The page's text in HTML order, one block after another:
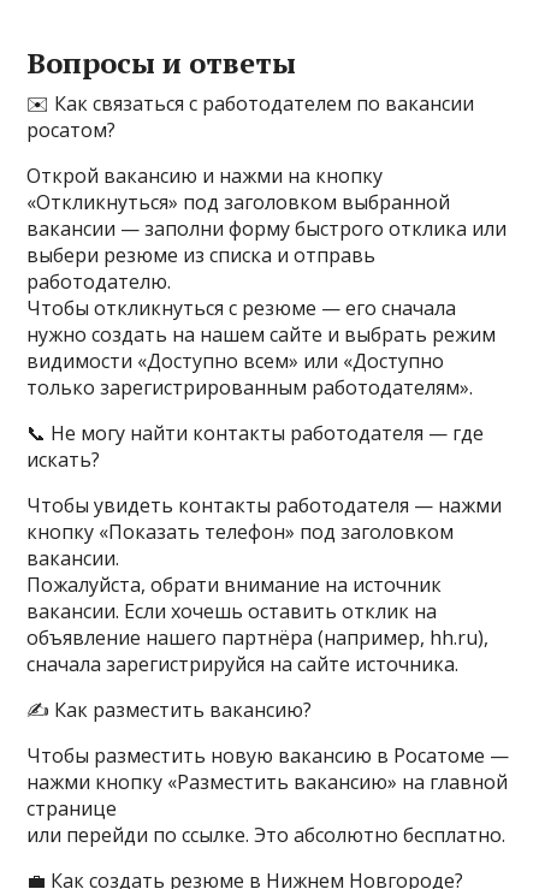
Вопросы и ответы
✉️ Как связаться с работодателем по вакансии
росатом?
Открой вакансию и нажми на кнопку
«Откликнуться» под заголовком выбранной
вакансии — заполни форму быстрого отклика или
выбери резюме из списка и отправь
работодателю.
Чтобы откликнуться с резюме — его сначала
нужно создать на нашем сайте и выбрать режим
видимости «Доступно всем» или «Доступно
только зарегистрированным работодателям».
📞 Не могу найти контакты работодателя — где
искать?
Чтобы увидеть контакты работодателя — нажми
кнопку «Показать телефон» под заголовком
вакансии.
Пожалуйста, обрати внимание на источник
вакансии. Если хочешь оставить отклик на
объявление нашего партнёра (например, hh.ru),
сначала зарегистрируйся на сайте источника.
✍ Как разместить вакансию?
Чтобы разместить новую вакансию в Росатоме —
нажми кнопку «Разместить вакансию» на главной
странице
или перейди поссылке. Это абсолютно бесплатно.
💼 Как создать резюме в Нижнем Новгороде?